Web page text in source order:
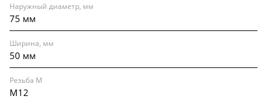
Наружный диаметр, мм
75 мм
Ширина, мм
50 мм
Резьба M
M12